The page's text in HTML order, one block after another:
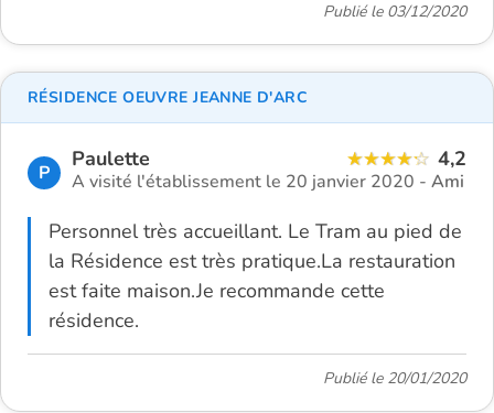
Publié le 03/12/2020
P
Paulette 4,2
A visité l'établissement le 20 janvier 2020 - Ami
Personnel très accueillant. Le Tram au pied de
la Résidence est très pratique.La restauration
est faite maison.Je recommande cette
résidence.
RÉSIDENCE OEUVRE JEANNE D'ARC
Publié le 20/01/2020